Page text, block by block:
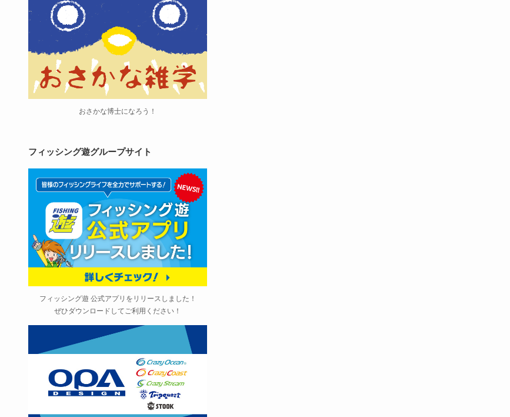
おさかな博士になろう！
フィッシング遊グループサイト
フィッシング遊 公式アプリをリリースしました！
ぜひダウンロードしてご利用ください！